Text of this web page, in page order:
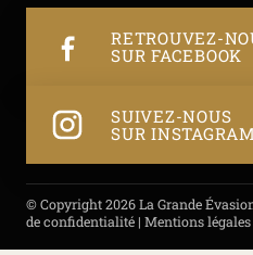
RETROUVEZ-
SUR FACEBOOK
SUIVEZ-NOUS
SUR INSTAGRAM
© Copyright 2026 La Grande
de confidentialité | Mentions légales